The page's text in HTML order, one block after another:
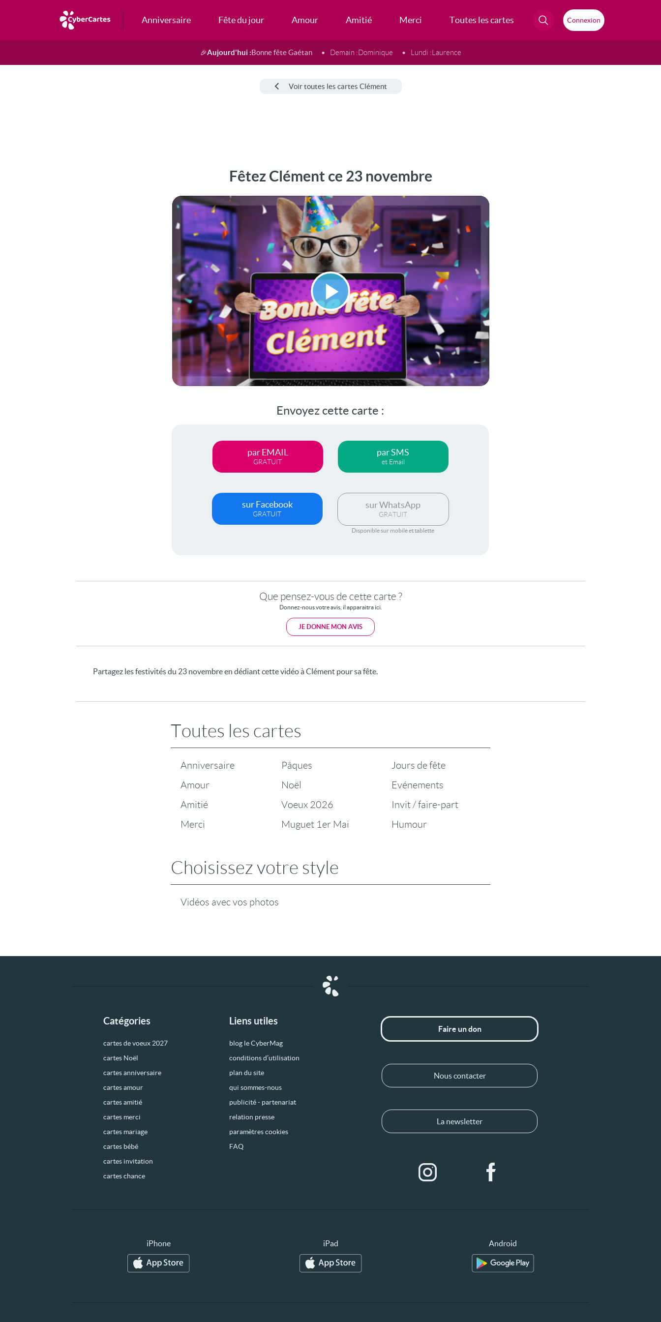
Anniversaire Fête du jour Amour Amitié Merci Toutes les cartes Connexion
🎉Aujourd'hui :Bonne fête Gaétan Demain :Dominique Lundi :Laurence
Voir toutes les cartes Clément
Fêtez Clément ce 23 novembre
Lire
la
vidéo
Envoyez cette carte :
par EMAIL
GRATUIT
par SMS
et Email
sur Facebook
GRATUIT
sur WhatsApp
GRATUIT
Disponible sur mobile et tablette
Que pensez-vous de cette carte ?
Donnez-nous votre avis, il apparaitra ici.
JE DONNE MON AVIS
Partagez les festivités du 23 novembre en dédiant cette vidéo à Clément pour sa fête.
Toutes les cartes
Anniversaire
Amour
Amitié
Merci
Pâques
Noël
Voeux 2026
Muguet 1er Mai
Jours de fête
Evénements
Invit / faire-part
Humour
Choisissez votre style
Vidéos avec vos photos
Catégories
cartes de voeux 2027
cartes Noël
cartes anniversaire
cartes amour
cartes amitié
cartes merci
cartes mariage
cartes bébé
cartes invitation
cartes chance
Liens utiles
blog le CyberMag
conditions d’utilisation
plan du site
qui sommes-nous
publicité - partenariat
relation presse
paramètres cookies
FAQ
Faire un don
Nous contacter
La newsletter
iPhone iPad Android